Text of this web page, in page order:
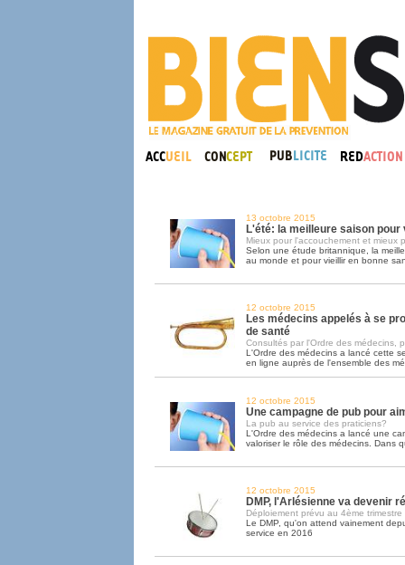
13 octobre 2015
L'été: la meilleure saison pour
Mieux pour l'accouchement et mieux
Selon une étude britannique, la
au monde et pour vieillir en bonne
12 octobre 2015
Les médecins appelés à se
de santé
Consultés par l'Ordre des médecins,
L'Ordre des médecins a lancé cette
en ligne auprès de l'ensemble des
12 octobre 2015
Une campagne de pub pour
La pub au service des praticiens?
L'Ordre des médecins a lancé une
valoriser le rôle des médecins. Dans
12 octobre 2015
DMP, l'Arlésienne va devenir
Déploiement prévu au 4ème trimestre
Le DMP, qu'on attend vainement
service en 2016